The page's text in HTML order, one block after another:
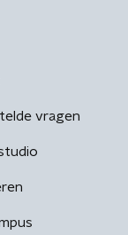
vragen